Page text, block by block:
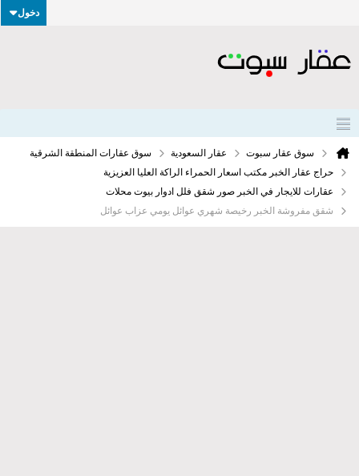
دخول
سوق عقار سبوت عقار السعودية
سوق عقارات المنطقة الشرقية
حراج عقار الخبر مكتب اسعار الحمراء الراكة العليا العزيزية
عقارات للايجار في الخبر صور شقق فلل ادوار بيوت محلات
شقق مفروشة الخبر رخيصة شهري عوائل يومي عزاب عوائل